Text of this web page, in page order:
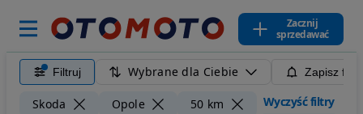
Zacznij
sprzedawać
Filtruj Wybrane dla Ciebie Zapisz
Skoda Opole 50 km Wyczyść filtry